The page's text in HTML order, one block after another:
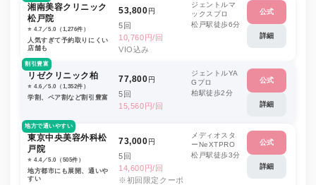
湘南美容クリニック
松戸院
⭐️ 4.7／5.0（1,276件）
人気すぎて予約取りにくい
店舗も
53,800円
5回
10,760円/回
VIO込み
ジェントルマ
ックスプロ
松戸駅徒歩6分
公式
詳細
割引豊富
リゼクリニック柏
⭐️ 4.6／5.0（1,352件）
学割、ペア割など割引豊富
77,800円
5回
15,560円/回
ジェントルYA
Gプロ
柏駅徒歩2分
公式
詳細
地方で通いやすい
東京中央美容外科松
戸院
⭐️ 4.4／5.0（505件）
地方都市にも展開、通いや
すい
73,000円
5回
14,600円/回
※初回限定クーポ
メディオスタ
ーNeXTPRO
松戸駅徒歩3分
公式
詳細